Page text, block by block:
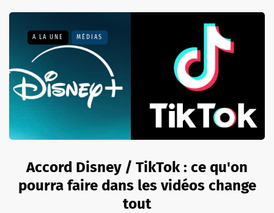
A LA UNE MÉDIAS
Accord Disney / TikTok : ce qu'on
pourra faire dans les vidéos change
tout